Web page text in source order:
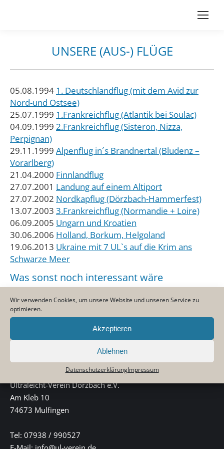
Wir verwenden Cookies, um unsere Website und unseren Service zu
optimieren.
Akzeptieren
Ablehnen
DatenschutzerklärungImpressum
UNSERE (AUS-) FLÜGE
05.08.1994 1. Deutschlandflug (mit dem Avid zur
Nord-und Ostsee)
25.07.1999 1.Frankreichflug (Atlantik bei Soulac)
04.09.1999 2.Frankreichflug (Sisteron, Nizza,
Perpignan)
29.11.1999 Alpenflug in´s Brandnertal (Bludenz –
Vorarlberg)
21.04.2000 Finnlandflug
27.07.2001 Landung auf einem Altiport
27.07.2002 Nordkapflug (Dörzbach-Hammerfest)
13.07.2003 3.Frankreichflug (Normandie + Loire)
06.09.2005 Ungarn und Kroatien
30.06.2006 Holland, Borkum, Helgoland
19.06.2013 Ukraine mit 7 UL`s auf die Krim ans
Schwarze Meer
Was sonst noch interessant wäre
ICAO-Kennungen von deutschen Flugplätzen (Stand
9/2005)
Kennungen von Flugzeugen (Weltweit)
KONTAKTINFORMATIONEN
Ultraleicht-Verein Dörzbach e.V.
Am Kleb 10
74673 Mulfingen
Tel: 07938 / 990527